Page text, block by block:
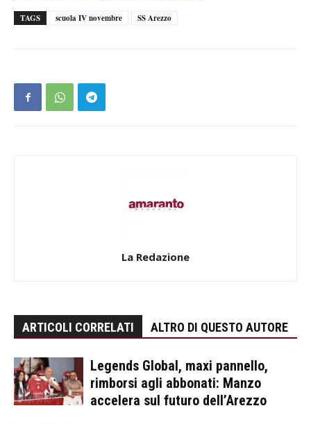
TAGS scuola IV novembre SS Arezzo
La Redazione
ARTICOLI CORRELATI ALTRO DI QUESTO AUTORE
Legends Global, maxi pannello,
rimborsi agli abbonati: Manzo
accelera sul futuro dell’Arezzo